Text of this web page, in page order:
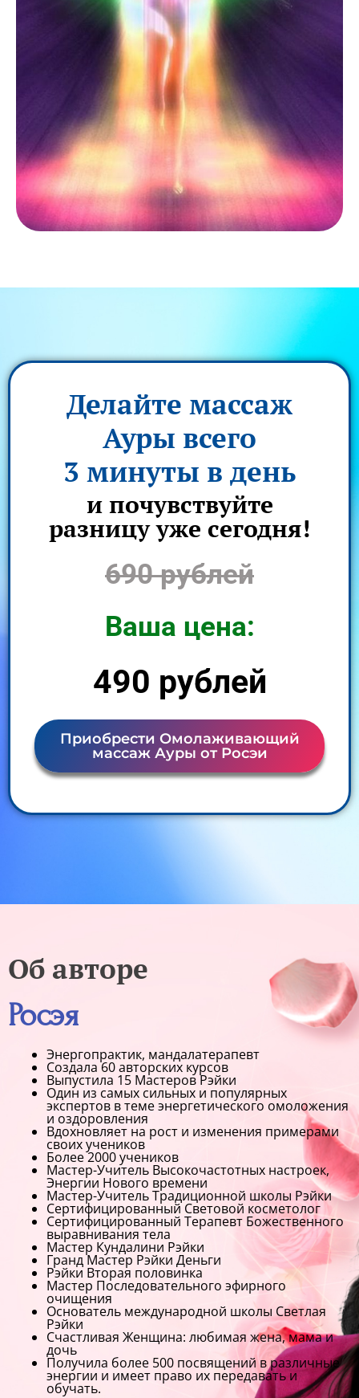
Делайте массаж
Ауры всего
3 минуты в день
и почувствуйте
разницу уже сегодня!
690 рублей
Ваша цена:
490 рублей
Приобрести Омолаживающий
массаж Ауры от Росэи
Об авторе
Росэя
Энергопрактик, мандалатерапевт
Создала 60 авторских курсов
Выпустила 15 Мастеров Рэйки
Один из самых сильных и популярных
экспертов в теме энергетического омоложения
и оздоровления
Вдохновляет на рост и изменения примерами
своих учеников
Более 2000 учеников
Мастер-Учитель Высокочастотных настроек,
Энергии Нового времени
Мастер-Учитель Традиционной школы Рэйки
Сертифицированный Световой косметолог
Сертифицированный Терапевт Божественного
выравнивания тела
Мастер Кундалини Рэйки
Гранд Мастер Рэйки Деньги
Рэйки Вторая половинка
Мастер Последовательного эфирного
очищения
Основатель международной школы Светлая
Рэйки
Счастливая Женщина: любимая жена, мама и
дочь
Получила более 500 посвящений в различные
энергии и имеет право их передавать и
обучать.